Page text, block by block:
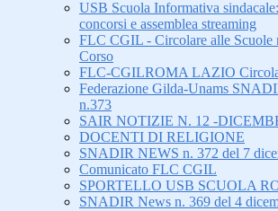
USB Scuola Informativa
concorsi e assemblea streaming
FLC CGIL - Circolare alle Scuole
Corso
FLC-CGILROMA LAZIO
Federazione Gilda-Unams
n.373
SAIR NOTIZIE N. 12 -
DOCENTI DI RELIGIONE
SNADIR NEWS n. 372 del 7
Comunicato FLC CGIL
SPORTELLO USB SCUOLA
SNADIR News n. 369 del 4